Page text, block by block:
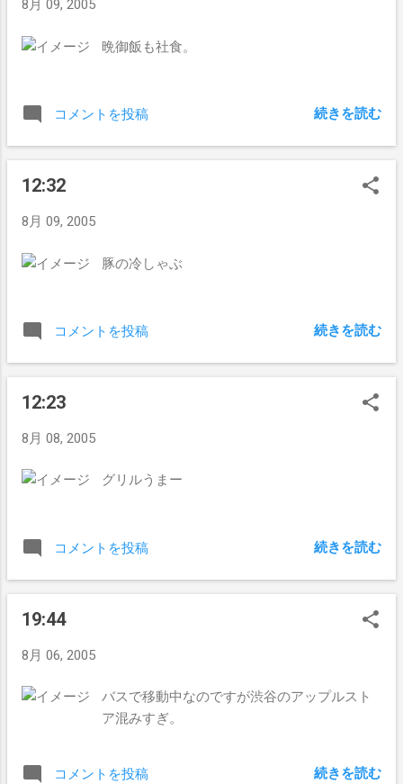
8月 09, 2005
晩御飯も社食。
コメントを投稿 続きを読む
12:32
8月 09, 2005
豚の冷しゃぶ
コメントを投稿 続きを読む
12:23
8月 08, 2005
グリルうまー
コメントを投稿 続きを読む
19:44
8月 06, 2005
バスで移動中なのですが渋谷のアップルスト
ア混みすぎ。
コメントを投稿 続きを読む